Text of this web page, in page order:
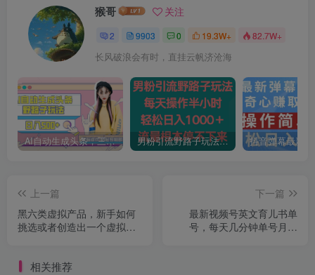
猴哥 关注
2 9903 0 19.3W+ 82.7W+
长风破浪会有时，直挂云帆济沧海
AI自动生成头条，三天必起号，三分钟轻松发布内容，复制粘贴，保姆级教… 男粉引流野路子玩法，每天操作半小时轻松日入1000＋，流量根本停不下来
上一篇
黑六类虚拟产品，新手如何
挑选或者创造出一个虚拟产
下一篇
最新视频号英文育儿书单
号，每天几分钟单号月入
相关推荐